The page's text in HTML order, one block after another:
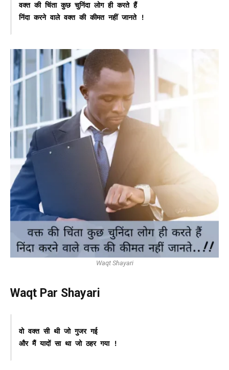
वक्त की चिंता कुछ चुनिंदा लोग ही करते हैं
Waqt Shayari
Waqt Par Shayari
वो वक्त सी थी जो गुजर गई